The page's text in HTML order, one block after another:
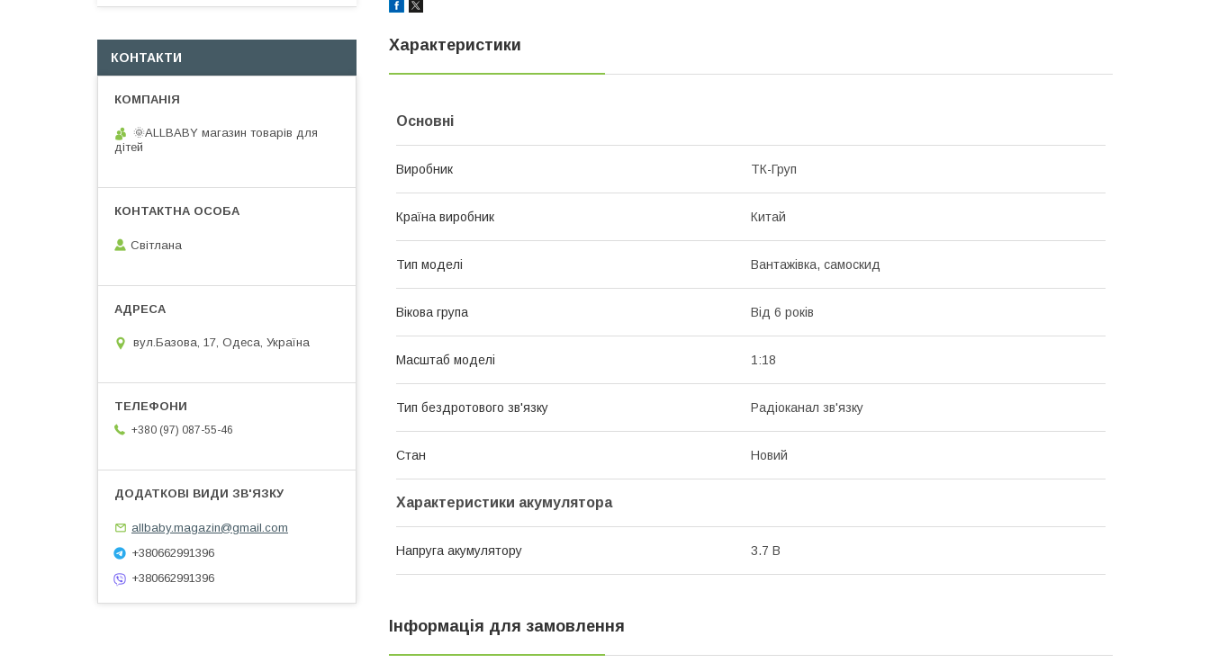
Характеристики
Основні
Виробник ТК-Груп
Країна виробник Китай
Тип моделі Вантажівка, самоскид
Вікова група Від 6 років
Масштаб моделі 1:18
Тип бездротового зв'язку Радіоканал зв'язку
Стан Новий
Характеристики акумулятора
Напруга акумулятору 3.7 В
Інформація для замовлення
КОНТАКТИ
🌞ALLBABY магазин товарів для
дітей
Світлана
вул.Базова, 17, Одеса, Україна
+380 (97) 087-55-46
allbaby.magazin@gmail.com
+380662991396
+380662991396